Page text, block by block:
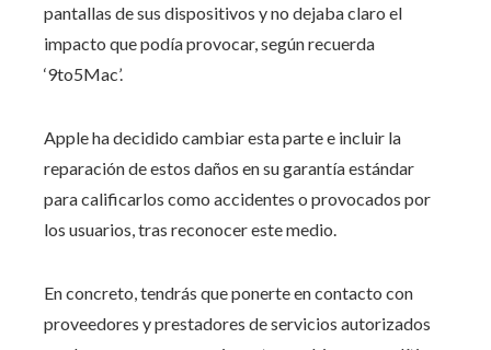
pantallas de sus dispositivos y no dejaba claro el
impacto que podía provocar, según recuerda
‘9to5Mac’.
Apple ha decidido cambiar esta parte e incluir la
reparación de estos daños en su garantía estándar
para calificarlos como accidentes o provocados por
los usuarios, tras reconocer este medio.
En concreto, tendrás que ponerte en contacto con
proveedores y prestadores de servicios autorizados